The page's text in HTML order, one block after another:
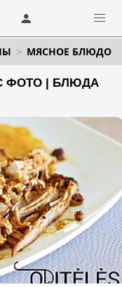
МЯСНОЕ БЛЮДО
ФОТО | БЛЮДА